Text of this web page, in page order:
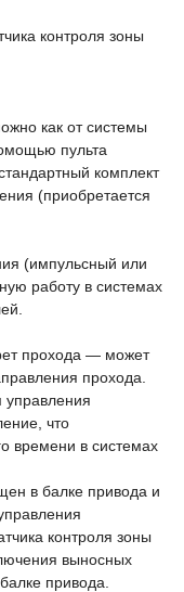
контроля зоны
как от системы
пульта
комплект
(приобретается
(импульсный или
работу в системах
прохода — может
прохода.
управления
что
времени в системах
в балке привода и
контроля зоны
выносных
привода.